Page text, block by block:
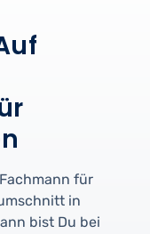
für
in
bist Du bei